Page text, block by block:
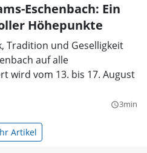
Eschenbach: Ein
Höhepunkte
Tradition und Geselligkeit
auf alle
wird vom 13. bis 17. August
query_builder3min
Artikel